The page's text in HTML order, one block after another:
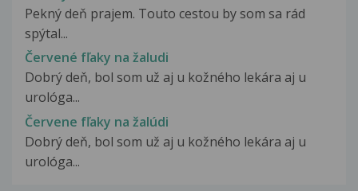
Pekný deň prajem. Touto cestou by som sa rád
spýtal...
Červené fľaky na žaludi
Dobrý deň, bol som už aj u kožného lekára aj u
urológa...
Červene fľaky na žalúdi
Dobrý deň, bol som už aj u kožného lekára aj u
urológa...